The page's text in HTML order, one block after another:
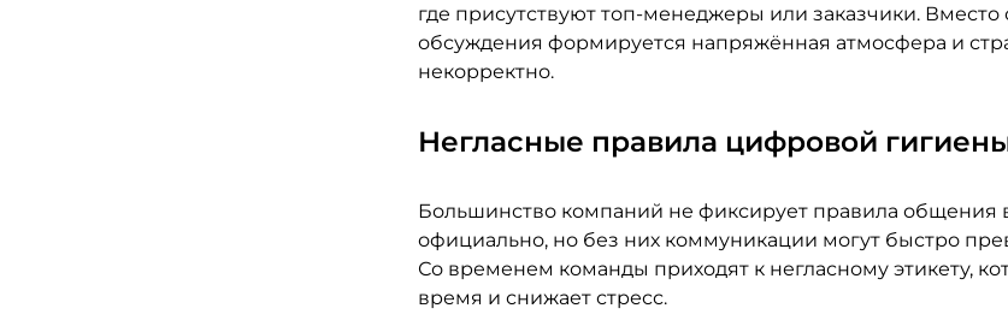
где присутствуют топ-менеджеры или заказчики. Вместо
обсуждения формируется напряжённая атмосфера и
некорректно.
Негласные правила цифровой
Большинство компаний не фиксирует правила общения
официально, но без них коммуникации могут быстро
Со временем команды приходят к негласному этикету,
время и снижает стресс.